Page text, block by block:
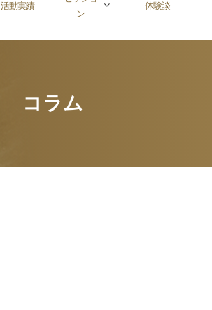
活動実績
ン
体験談
コラム